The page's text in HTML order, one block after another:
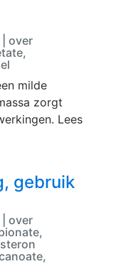
over
milde
zorgt
Lees
gebruik
over